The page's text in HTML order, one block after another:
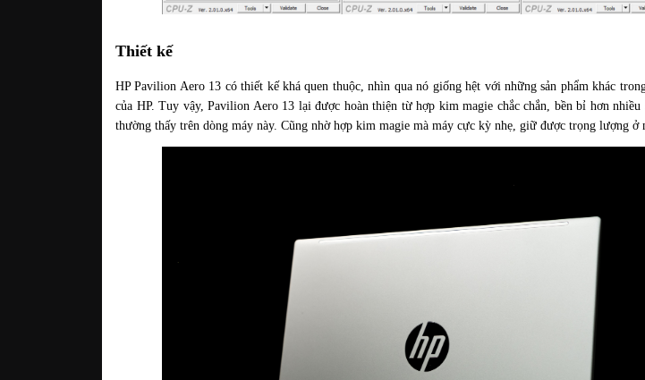
Thiết kế
HP Pavilion Aero 13 có thiết kế khá quen thuộc, nhìn qua nó giống hệt với những sản phẩm khác
của HP. Tuy vậy, Pavilion Aero 13 lại được hoàn thiện từ hợp kim magie chắc chắn, bền bỉ hơn
thường thấy trên dòng máy này. Cũng nhờ hợp kim magie mà máy cực kỳ nhẹ, giữ được trọng lượng ở